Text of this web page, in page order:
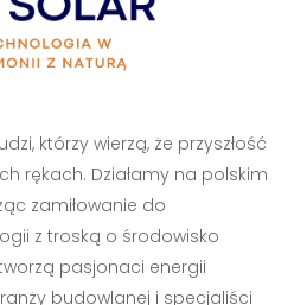
którzy wierzą, że przyszłość
rękach. Działamy na polskim
zamiłowanie do
z troską o środowisko
pasjonaci energii
budowlanej i specjaliści